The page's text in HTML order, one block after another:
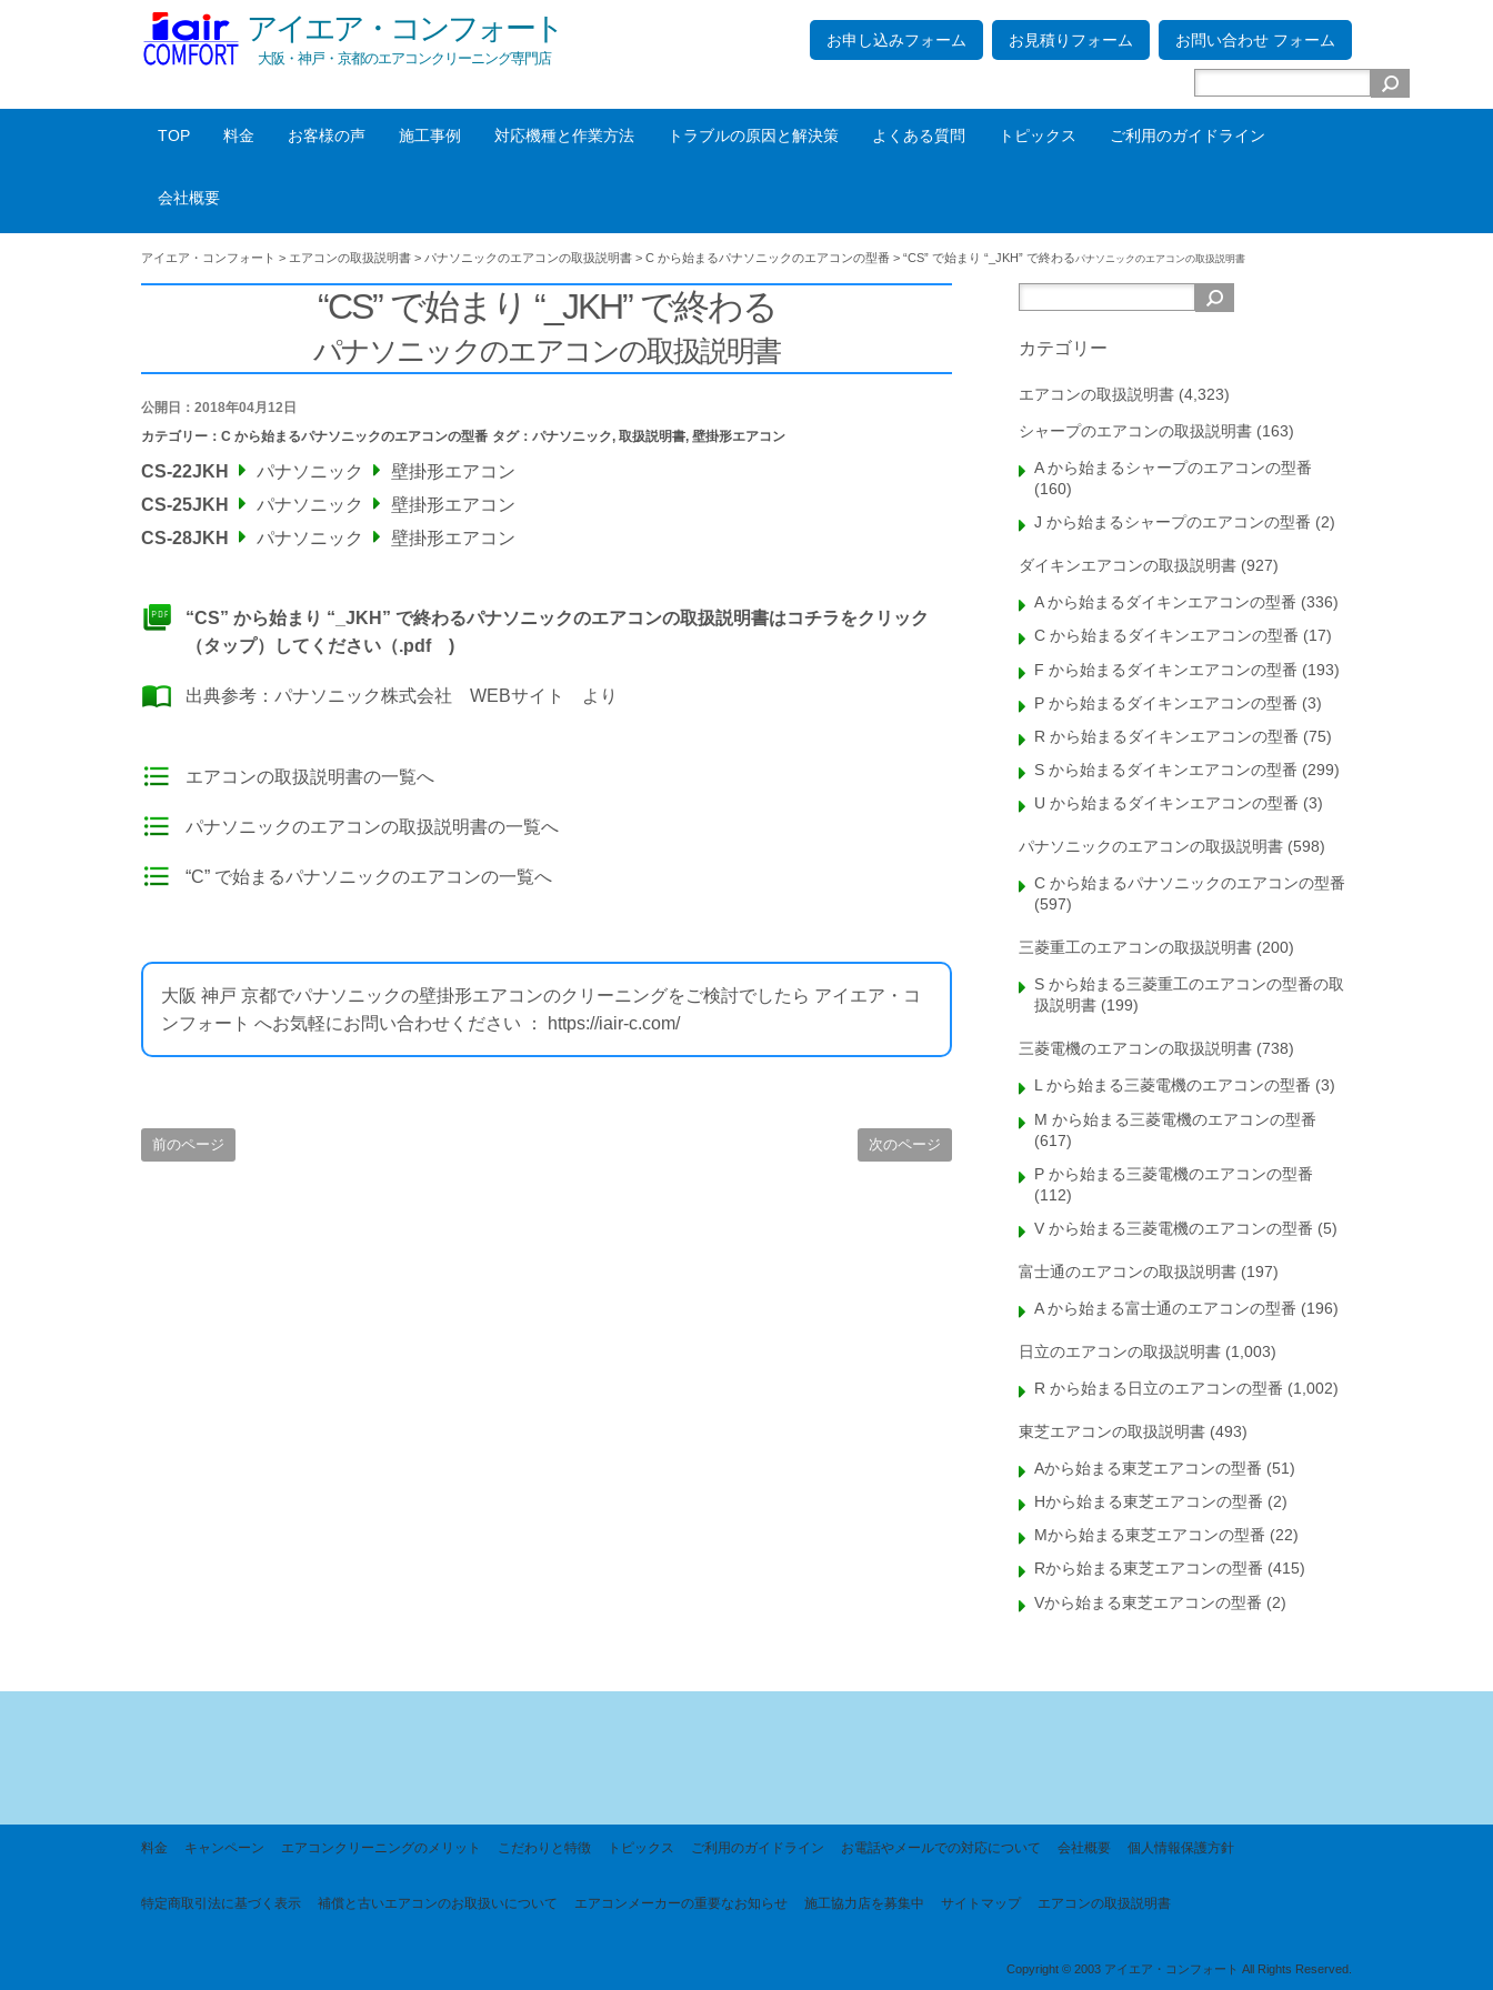
アイエア・コンフォート
大阪・神戸・京都のエアコンクリーニング専門店
お申し込みフォーム お見積りフォーム お問い合わせ フォーム
TOP 料金 お客様の声 施工事例 対応機種と作業方法 トラブルの原因と解決策 よくある質問 トピックス ご利用のガイドライン
会社概要
アイエア・コンフォート > エアコンの取扱説明書 > パナソニックのエアコンの取扱説明書 > C から始まるパナソニックのエアコンの型番 > “CS” で始まり “_JKH” で終わるパナソニックのエアコンの取扱説明書
“CS” で始まり “_JKH” で終わる
パナソニックのエアコンの取扱説明書
公開日：2018年04月12日
カテゴリー： C から始まるパナソニックのエアコンの型番 タグ： パナソニック, 取扱説明書, 壁掛形エアコン
CS-22JKH パナソニック
壁掛形エアコン
CS-25JKH
パナソニック
壁掛形エアコン
CS-28JKH
パナソニック 壁掛形エアコン
“CS” から始まり “_JKH” で終わるパナソニックのエアコンの取扱説明書はコチラをクリック
（タップ）してください（.pdf )
出典参考： パナソニック株式会社 WEBサイト より
エアコンの取扱説明書の一覧へ
パナソニックのエアコンの取扱説明書の一覧へ
“C” で始まるパナソニックのエアコンの一覧へ
大阪 神戸 京都でパナソニックの壁掛形エアコンのクリーニングをご検討でしたら アイエア・コ
ンフォート へお気軽にお問い合わせください ： https://iair-c.com/
前のページ 次のページ
カテゴリー
エアコンの取扱説明書 (4,323)
シャープのエアコンの取扱説明書 (163)
A から始まるシャープのエアコンの型番
(160)
J から始まるシャープのエアコンの型番 (2)
ダイキンエアコンの取扱説明書 (927)
A から始まるダイキンエアコンの型番 (336)
C から始まるダイキンエアコンの型番 (17)
F から始まるダイキンエアコンの型番 (193)
P から始まるダイキンエアコンの型番 (3)
R から始まるダイキンエアコンの型番 (75)
S から始まるダイキンエアコンの型番 (299)
U から始まるダイキンエアコンの型番 (3)
パナソニックのエアコンの取扱説明書 (598)
C から始まるパナソニックのエアコンの型番
(597)
三菱重工のエアコンの取扱説明書 (200)
S から始まる三菱重工のエアコンの型番の取
扱説明書 (199)
三菱電機のエアコンの取扱説明書 (738)
L から始まる三菱電機のエアコンの型番 (3)
M から始まる三菱電機のエアコンの型番
(617)
P から始まる三菱電機のエアコンの型番
(112)
V から始まる三菱電機のエアコンの型番 (5)
富士通のエアコンの取扱説明書 (197)
A から始まる富士通のエアコンの型番 (196)
日立のエアコンの取扱説明書 (1,003)
R から始まる日立のエアコンの型番 (1,002)
東芝エアコンの取扱説明書 (493)
Aから始まる東芝エアコンの型番 (51)
Hから始まる東芝エアコンの型番 (2)
Mから始まる東芝エアコンの型番 (22)
Rから始まる東芝エアコンの型番 (415)
Vから始まる東芝エアコンの型番 (2)
料金 キャンペーン エアコンクリーニングのメリット こだわりと特徴 トピックス ご利用のガイドライン お電話やメールでの対応について 会社概要 個人情報保護方針
特定商取引法に基づく 表示 補償と古いエアコンのお取扱いについて エアコンメーカーの重要なお知らせ 施工協力店を募集中 サイトマップ エアコンの取扱説明書
Copyright © 2003 アイエア・コンフォート All Rights Reserved.